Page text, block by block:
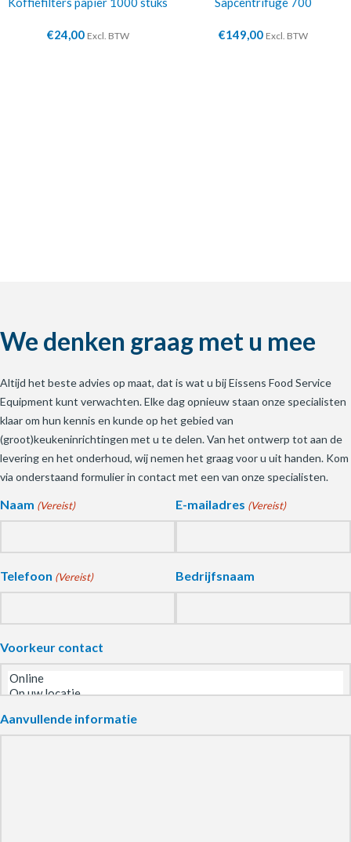
€24,00 Excl. BTW €149,00 Excl. BTW
We denken graag met u mee
Altijd het beste advies op maat, dat is wat u bij Eissens Food Service
Equipment kunt verwachten. Elke dag opnieuw staan onze specialisten
klaar om hun kennis en kunde op het gebied van
(groot)keukeninrichtingen met u te delen. Van het ontwerp tot aan de
levering en het onderhoud, wij nemen het graag voor u uit handen. Kom
via onderstaand formulier in contact met een van onze specialisten.
Naam (Vereist) E-mailadres (Vereist)
Telefoon (Vereist) Bedrijfsnaam
Voorkeur contact
Aanvullende informatie